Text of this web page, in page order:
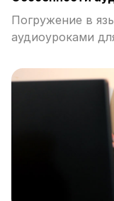
Погружение в
аудиоуроками